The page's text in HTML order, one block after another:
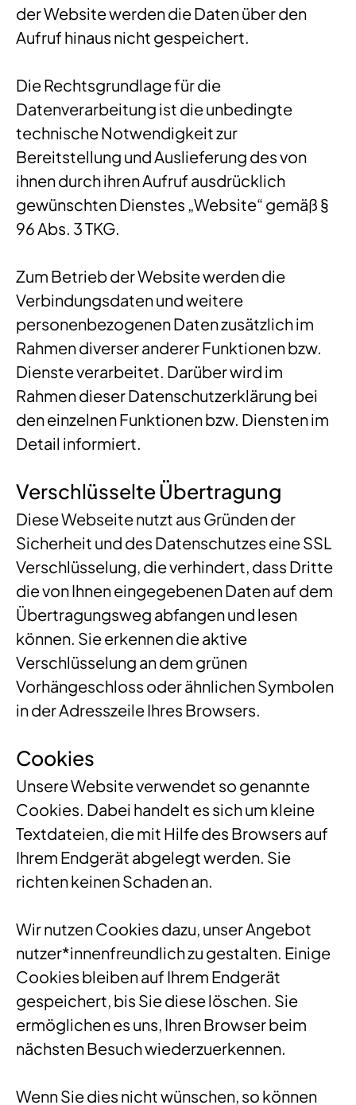
der Website werden die Daten über den
Aufruf hinaus nicht gespeichert.
Die Rechtsgrundlage für die
Datenverarbeitung ist die unbedingte
technische Notwendigkeit zur
Bereitstellung und Auslieferung des von
ihnen durch ihren Aufruf ausdrücklich
gewünschten Dienstes „Website“ gemäß §
96 Abs. 3 TKG.
Zum Betrieb der Website werden die
Verbindungsdaten und weitere
personenbezogenen Daten zusätzlich im
Rahmen diverser anderer Funktionen bzw.
Dienste verarbeitet. Darüber wird im
Rahmen dieser Datenschutzerklärung bei
den einzelnen Funktionen bzw. Diensten im
Detail informiert.
Verschlüsselte Übertragung
Diese Webseite nutzt aus Gründen der
Sicherheit und des Datenschutzes eine SSL
Verschlüsselung, die verhindert, dass Dritte
die von Ihnen eingegebenen Daten auf dem
Übertragungsweg abfangen und lesen
können. Sie erkennen die aktive
Verschlüsselung an dem grünen
Vorhängeschloss oder ähnlichen Symbolen
in der Adresszeile Ihres Browsers.
Cookies
Unsere Website verwendet so genannte
Cookies. Dabei handelt es sich um kleine
Textdateien, die mit Hilfe des Browsers auf
Ihrem Endgerät abgelegt werden. Sie
richten keinen Schaden an.
Wir nutzen Cookies dazu, unser Angebot
nutzer*innenfreundlich zu gestalten. Einige
Cookies bleiben auf Ihrem Endgerät
gespeichert, bis Sie diese löschen. Sie
ermöglichen es uns, Ihren Browser beim
nächsten Besuch wiederzuerkennen.
Wenn Sie dies nicht wünschen, so können